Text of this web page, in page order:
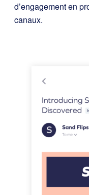
d’engagement en
canaux.